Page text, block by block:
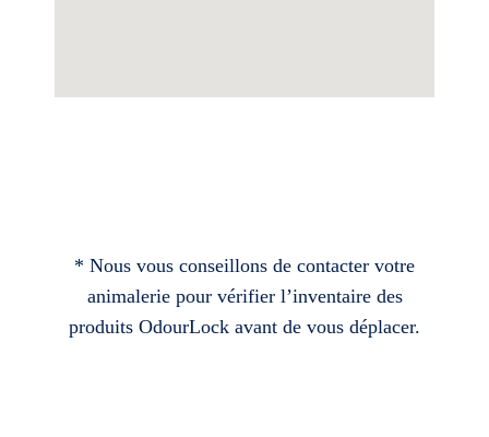
* Nous vous conseillons de contacter votre
animalerie pour vérifier l’inventaire des
produits OdourLock avant de vous déplacer.